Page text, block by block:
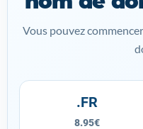
Vous pouvez
.FR
8.95€